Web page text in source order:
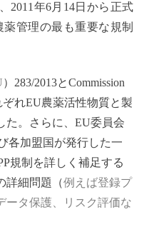
2011年6月14日から正式
管理の最も重要な規制
） 283/2013とCommission
ぞれEU農薬活性物質と製
。
さらに、 EU委員会
各加盟国が発行した一
規制を詳しく補足する
詳細問題（例えば登録プ
ータ保護、リスク評価な